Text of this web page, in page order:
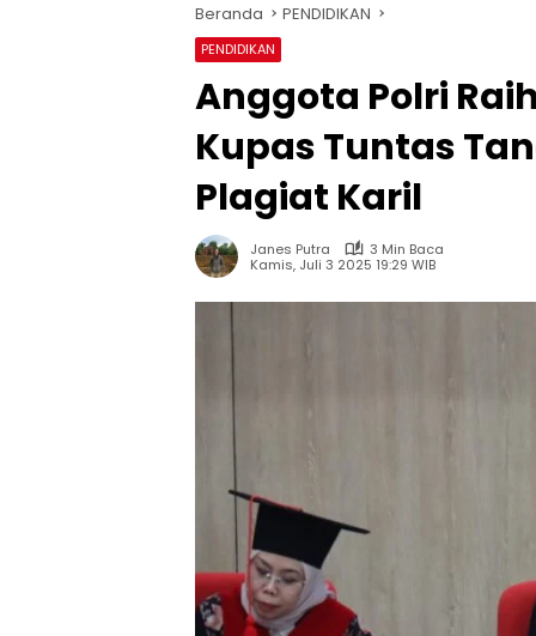
Beranda PENDIDIKAN
PENDIDIKAN
Anggota Polri
Kupas Tuntas
Plagiat Karil
Janes Putra
3 Min Baca
Kamis, Juli 3 2025 19:29 WIB